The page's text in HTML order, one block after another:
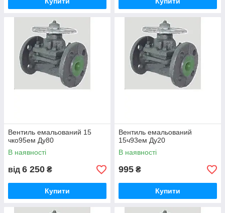
Вентиль емальований 15
чко95ем Ду80
В наявності
від 6 250 ₴
Купити
Вентиль емальований
15ч93ем Ду20
В наявності
995 ₴
Купити